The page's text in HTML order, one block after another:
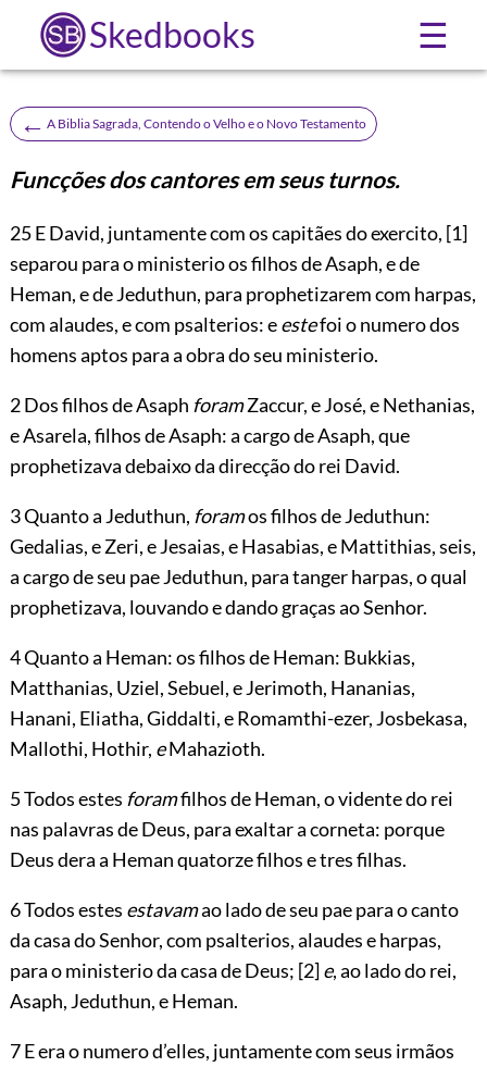
Skedbooks ☰
← A Biblia Sagrada, Contendo o Velho e o Novo Testamento
Funcções dos cantores em seus turnos.
25E David, juntamente com os capitães do exercito, [1]
separou para o ministerio os filhos de Asaph, e de
Heman, e de Jeduthun, para prophetizarem com harpas,
com alaudes, e com psalterios: eestefoi o numero dos
homens aptos para a obra do seu ministerio.
2 Dos filhos de Asaph foramZaccur, e José, e Nethanias,
e Asarela, filhos de Asaph: a cargo de Asaph, que
prophetizava debaixo da direcção do rei David.
3 Quanto a Jeduthun, foramos filhos de Jeduthun:
Gedalias, e Zeri, e Jesaias, e Hasabias, e Mattithias, seis,
a cargo de seu pae Jeduthun, para tanger harpas, o qual
prophetizava, louvando e dando graças ao Senhor.
4 Quanto a Heman: os filhos de Heman: Bukkias,
Matthanias, Uziel, Sebuel, e Jerimoth, Hananias,
Hanani, Eliatha, Giddalti, e Romamthi-ezer, Josbekasa,
Mallothi, Hothir, eMahazioth.
5 Todos estes foramfilhos de Heman, o vidente do rei
nas palavras de Deus, para exaltar a corneta: porque
Deus dera a Heman quatorze filhos e tres filhas.
6 Todos estes estavamao lado de seu pae para o canto
da casa do Senhor, com psalterios, alaudes e harpas,
para o ministerio da casa de Deus; [2]e, ao lado do rei,
Asaph, Jeduthun, e Heman.
7 E era o numero d’elles, juntamente com seus irmãos